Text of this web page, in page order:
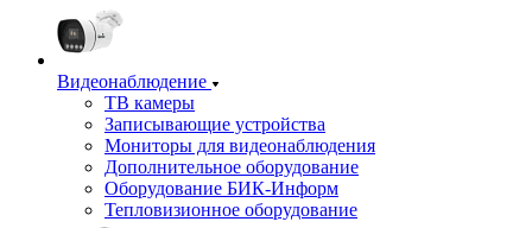
Видеонаблюдение
ТВ камеры
Записывающие устройства
Мониторы для видеонаблюдения
Дополнительное оборудование
Оборудование БИК-Информ
Тепловизионное оборудование